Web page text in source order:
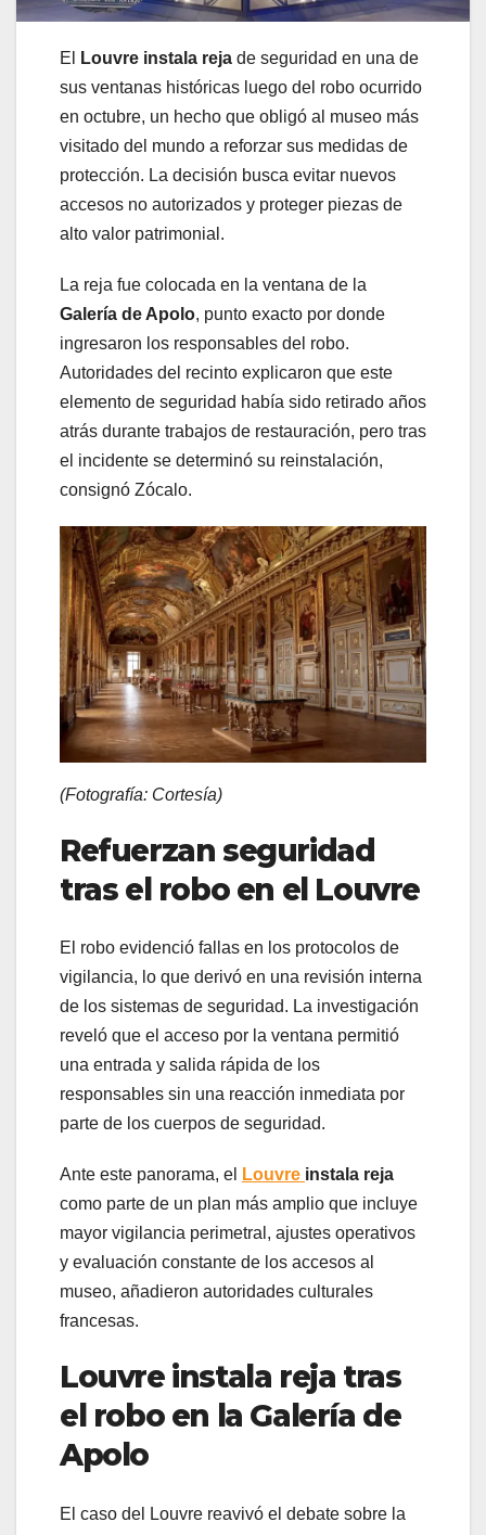
El Louvre instala reja de seguridad en una de
sus ventanas históricas luego del robo ocurrido
en octubre, un hecho que obligó al museo más
visitado del mundo a reforzar sus medidas de
protección. La decisión busca evitar nuevos
accesos no autorizados y proteger piezas de
alto valor patrimonial.
La reja fue colocada en la ventana de la
Galería de Apolo, punto exacto por donde
ingresaron los responsables del robo.
Autoridades del recinto explicaron que este
elemento de seguridad había sido retirado años
atrás durante trabajos de restauración, pero tras
el incidente se determinó su reinstalación,
consignó Zócalo.
(Fotografía: Cortesía)
Refuerzan seguridad
tras el robo en el Louvre
El robo evidenció fallas en los protocolos de
vigilancia, lo que derivó en una revisión interna
de los sistemas de seguridad. La investigación
reveló que el acceso por la ventana permitió
una entrada y salida rápida de los
responsables sin una reacción inmediata por
parte de los cuerpos de seguridad.
Ante este panorama, el Louvre instala reja
como parte de un plan más amplio que incluye
mayor vigilancia perimetral, ajustes operativos
y evaluación constante de los accesos al
museo, añadieron autoridades culturales
francesas.
Louvre instala reja tras
el robo en la Galería de
Apolo
El caso del Louvre reavivó el debate sobre la